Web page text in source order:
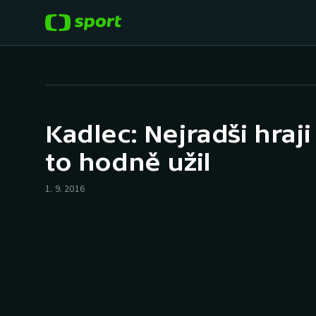
Hokej
Tenis
Baseball a softbal
Kadlec: Nejradši
to hodně užil
1. 9. 2016